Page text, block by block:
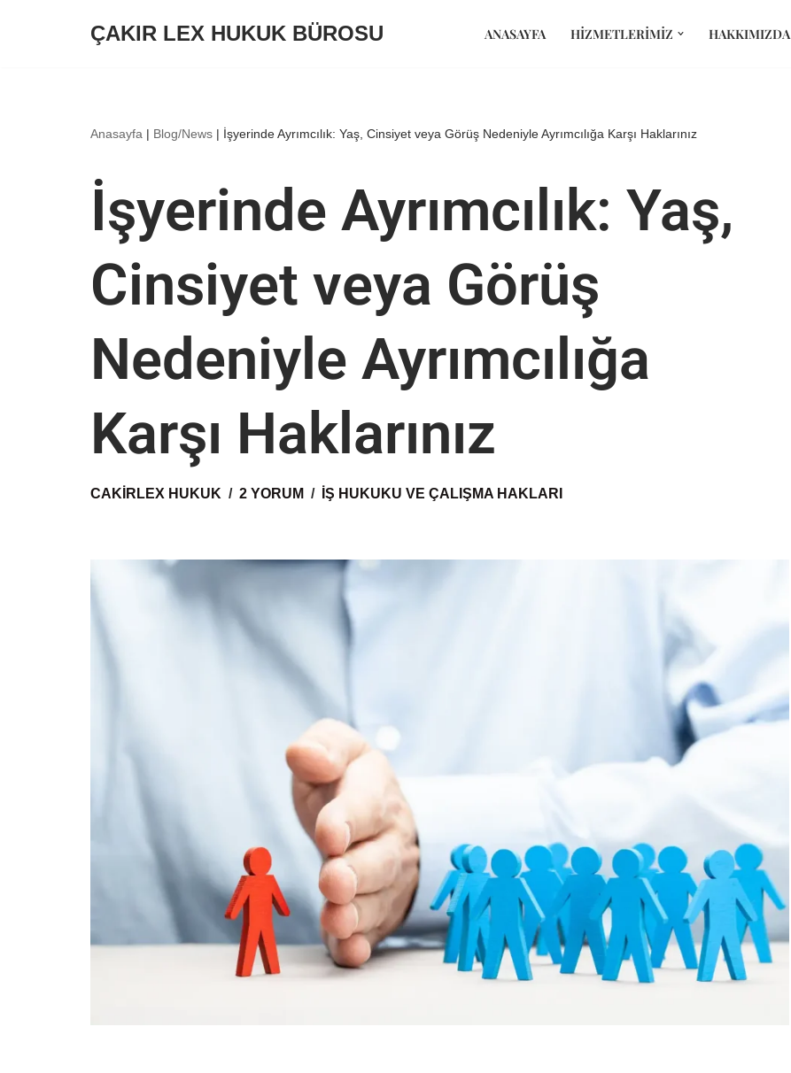
ÇAKIR LEX HUKUK BÜROSU ANASAYFA HIZMETLERIMIZ HAKKIMIZDA
Anasayfa | Blog/News | İşyerinde Ayrımcılık: Yaş, Cinsiyet veya Görüş Nedeniyle Ayrımcılığa Karşı Haklarınız
İşyerinde Ayrımcılık: Yaş,
Cinsiyet veya Görüş
Nedeniyle Ayrımcılığa
Karşı Haklarınız
CAKIRLEX HUKUK 2 YORUM İŞ HUKUKU VE ÇALIŞMA HAKLARI